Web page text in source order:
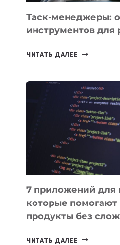
Таск-менеджеры:
инструментов для
ЧИТАТЬ ДАЛЕЕ ТАСК-
ПОЛЕЗНЫХ
ДЛЯ
РАБОТЫ
7 приложений для
которые помогают
продукты без
ЧИТАТЬ ДАЛЕЕ